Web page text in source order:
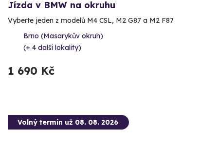
Jízda v BMW na okruhu
Vyberte jeden z modelů M4 CSL, M2 G87 a M2 F87
Brno (Masarykův okruh)
(+ 4 další lokality)
1 690 Kč
Volný termín už 08. 08. 2026